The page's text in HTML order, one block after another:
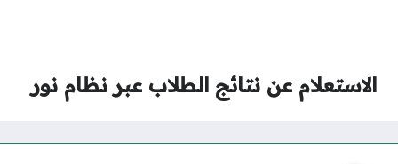
الاستعلام عن نتائج الطلاب عبر نظام نور